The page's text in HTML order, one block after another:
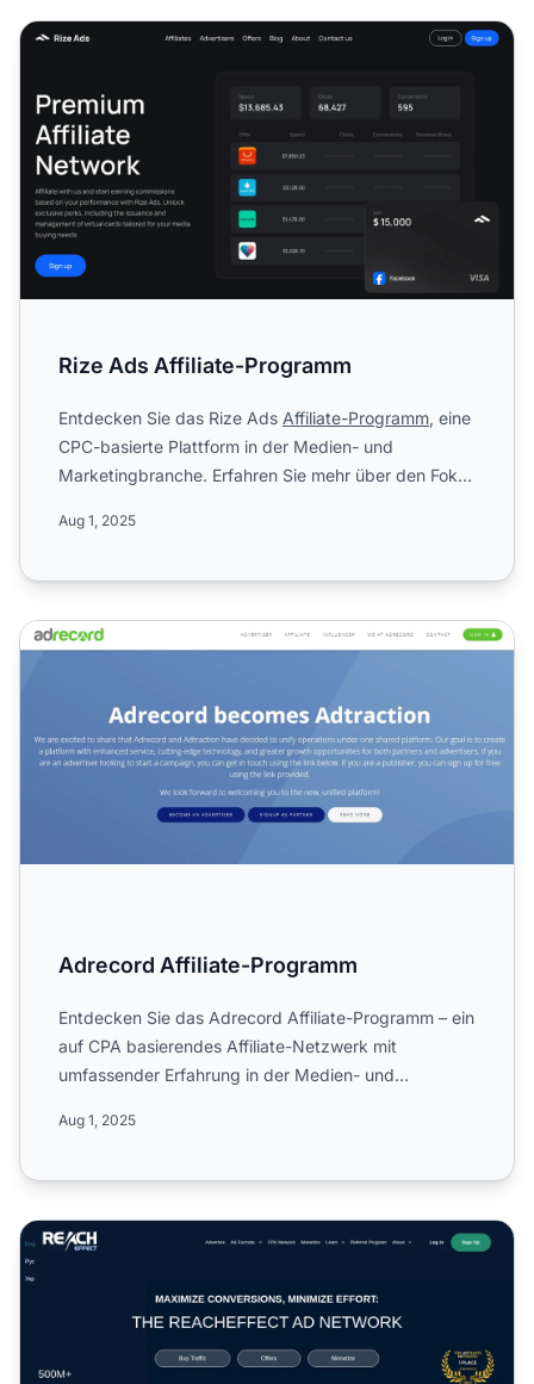
Rize Ads Affiliate-Programm
Rize Ads Affiliate-Programm
Entdecken Sie das Rize Ads Affiliate-Programm, eine
CPC-basierte Plattform in der Medien- und
Marketingbranche. Erfahren Sie mehr über den Fokus
Aug 1, 2025
Adrecord Affiliate-Programm
Adrecord Affiliate-Programm
Entdecken Sie das Adrecord Affiliate-Programm – ein
auf CPA basierendes Affiliate-Netzwerk mit
umfassender Erfahrung in der Medien- und
Aug 1, 2025
Reacheffect Affiliate-Programm